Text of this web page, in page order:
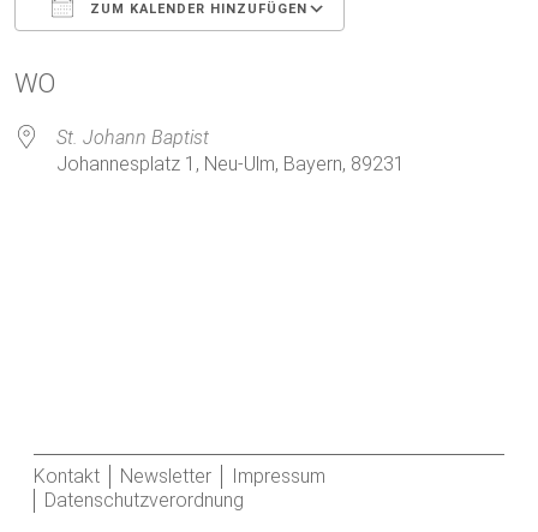
ZUM KALENDER HINZUFÜGEN
WO
St. Johann Baptist
Johannesplatz 1, Neu-Ulm, Bayern, 89231
Kontakt Newsletter
Impressum
Datenschutzverordnung